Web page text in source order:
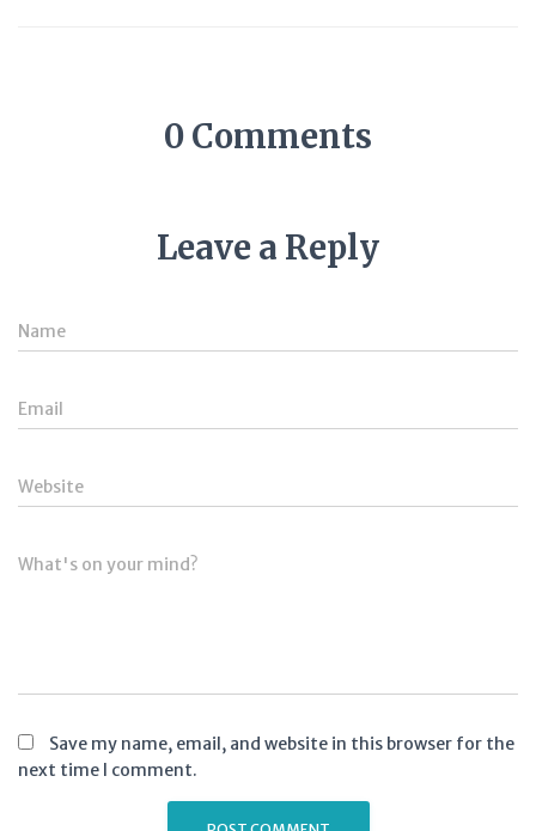
0 Comments
Leave a Reply
Name
Email
Website
What's on your mind?
Save my name, email, and website in this browser for the
next time I comment.